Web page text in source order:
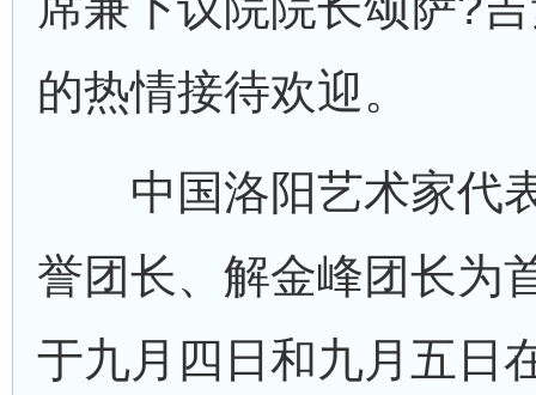
的热情接待欢迎。
中国洛阳艺术家代
誉团长、解金峰团长为
于九月四日和九月五日